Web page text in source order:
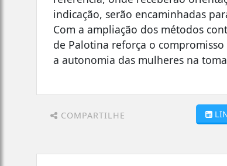
indicação, serão encaminhadas
Com a ampliação dos métodos
de Palotina reforça o
a autonomia das mulheres na
COMPARTILHE